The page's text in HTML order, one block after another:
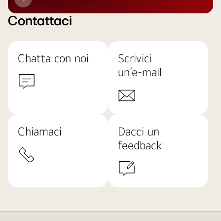
LG
Contattaci
Chatta con noi
Scrivici
un’e-mail
Chiamaci
Dacci un
feedback